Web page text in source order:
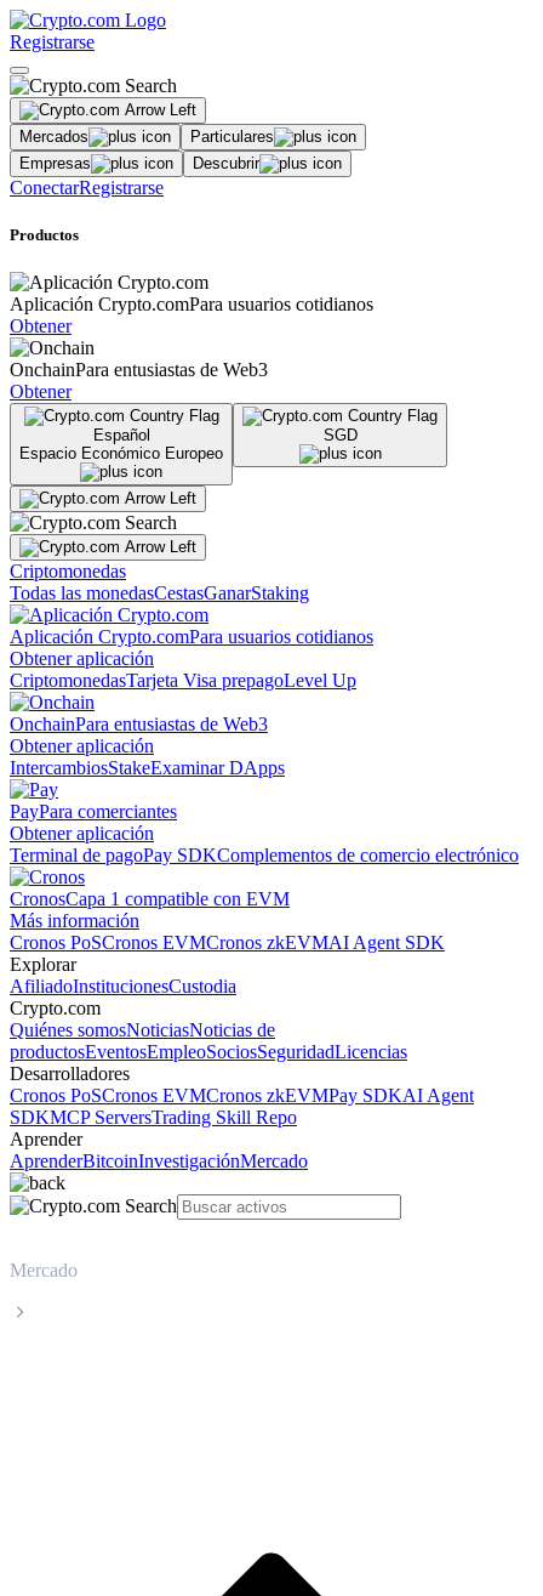
Registrarse
Mercados
Particulares
Empresas
Descubrir
ConectarRegistrarse
Productos
Aplicación Crypto.comPara usuarios cotidianos
Obtener
OnchainPara entusiastas de Web3
Obtener
Español
Espacio Económico Europeo
SGD
Criptomonedas
Todas las monedasCestasGanarStaking
Aplicación Crypto.comPara usuarios cotidianos
Obtener aplicación
CriptomonedasTarjeta Visa prepagoLevel Up
OnchainPara entusiastas de Web3
Obtener aplicación
IntercambiosStakeExaminar DApps
PayPara comerciantes
Obtener aplicación
Terminal de pagoPay SDKComplementos de comercio electrónico
CronosCapa 1 compatible con EVM
Más información
Cronos PoSCronos EVMCronos zkEVMAI Agent SDK
Explorar
AfiliadoInstitucionesCustodia
Crypto.com
Quiénes somosNoticiasNoticias de
productosEventosEmpleoSociosSeguridadLicencias
Desarrolladores
Cronos PoSCronos EVMCronos zkEVMPay SDKAI Agent
SDKMCP ServersTrading Skill Repo
Aprender
AprenderBitcoinInvestigaciónMercado
Mercado